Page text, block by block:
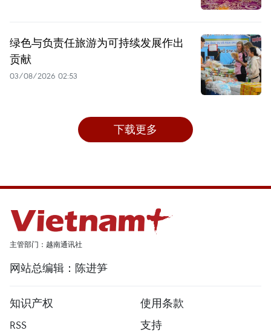
绿色与负责任旅游为可持续发展作出
贡献
03/08/2026 02:53
下载更多
主管部门：越南通讯社
网站总编辑：陈进笋
知识产权
使用条款
RSS
支持